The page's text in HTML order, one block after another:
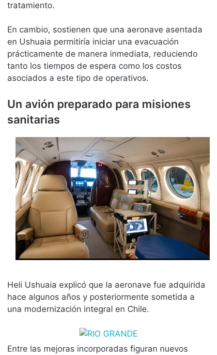
tratamiento.
En cambio, sostienen que una aeronave asentada
en Ushuaia permitiría iniciar una evacuación
prácticamente de manera inmediata, reduciendo
tanto los tiempos de espera como los costos
asociados a este tipo de operativos.
Un avión preparado para misiones
sanitarias
Heli Ushuaia explicó que la aeronave fue adquirida
hace algunos años y posteriormente sometida a
una modernización integral en Chile.
Entre las mejoras incorporadas figuran nuevos